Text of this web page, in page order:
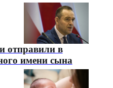
отправили в
имени сына